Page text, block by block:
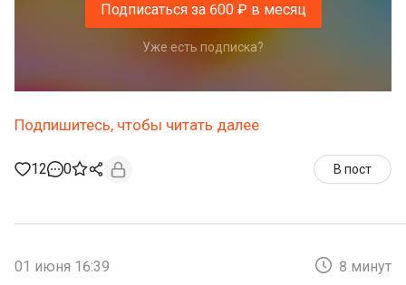
Подписаться за 600 ₽ в месяц
Уже есть подписка?
Подпишитесь, чтобы читать далее
12 0 В пост
01 июня 16:39 8 минут